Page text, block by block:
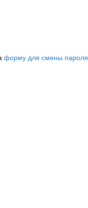
форму для смены пароля.